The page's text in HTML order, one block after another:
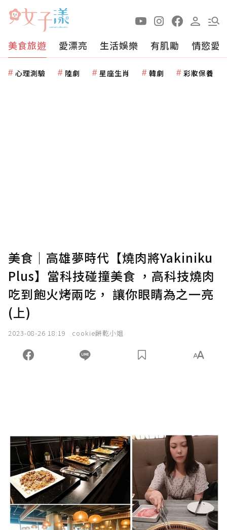
美食旅遊 愛漂亮 生活娛樂 有肌勵 情慾愛
心理測驗 陸劇 星座生肖 韓劇 彩妝保養
美食｜高雄夢時代【燒肉將Yakiniku
Plus】當科技碰撞美食 ，高科技燒肉
吃到飽火烤兩吃， 讓你眼睛為之一亮
(上)
2023-08-26 18:19 cookie餅乾小姐